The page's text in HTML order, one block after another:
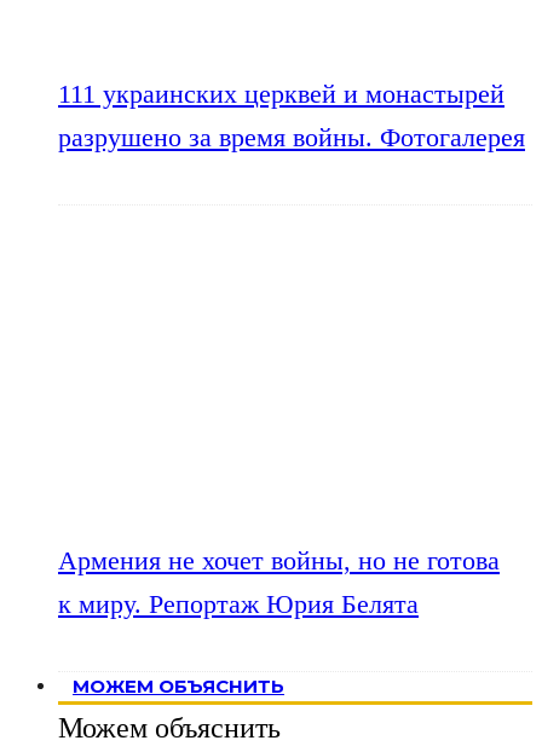
111 украинских церквей и монастырей
разрушено за время войны. Фотогалерея
Армения не хочет войны, но не готова
к миру. Репортаж Юрия Белята
МОЖЕМ ОБЪЯСНИТЬ
Можем объяснить